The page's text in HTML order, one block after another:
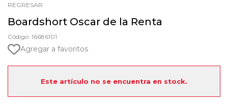
REGRESAR
Boardshort Oscar de la Renta
Código: 16686101
Agregar a favoritos
Este artículo no se encuentra en stock.